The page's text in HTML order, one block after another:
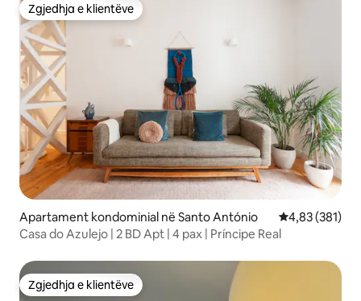
Zgjedhja e klientëve
Zgjedhja e klientëve
Apartament kondominial në Santo António Vlerësimi
4,83 (381)
Casa do Azulejo | 2 BD Apt | 4 pax | Príncipe Real
Zgjedhja e klientëve
Zgjedhja e klientëve